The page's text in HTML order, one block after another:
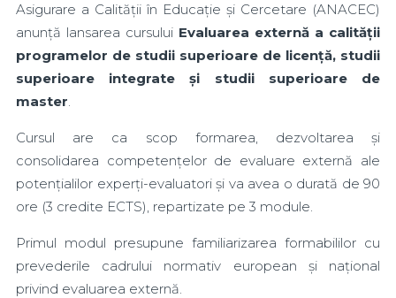
Asigurare a Calității în Educație și Cercetare (ANACEC)
anunță lansarea cursului Evaluarea externă a calității
programelor de studii superioare de licență, studii
superioare integrate și studii superioare de
master.
Cursul are ca scop formarea, dezvoltarea și
consolidarea competențelor de evaluare externă ale
potențialilor experți-evaluatori și va avea o durată de 90
ore (3 credite ECTS), repartizate pe 3 module.
Primul modul presupune familiarizarea formabililor cu
prevederile cadrului normativ european și național
privind evaluarea externă.